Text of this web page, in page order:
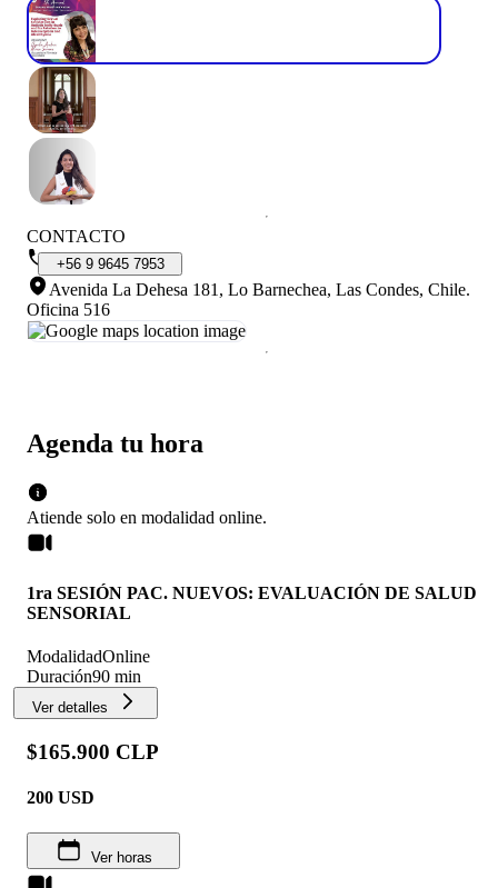
Agenda tu hora
Atiende solo en modalidad online.
1ra SESIÓN PAC. NUEVOS: EVALUACIÓN DE SALUD
SENSORIAL
ModalidadOnline
Duración90 min
Ver detalles
$165.900 CLP
200 USD
Ver horas
CONTACTO
+56 9 9645 7953
Avenida La Dehesa 181, Lo Barnechea, Las Condes, Chile.
Oficina 516